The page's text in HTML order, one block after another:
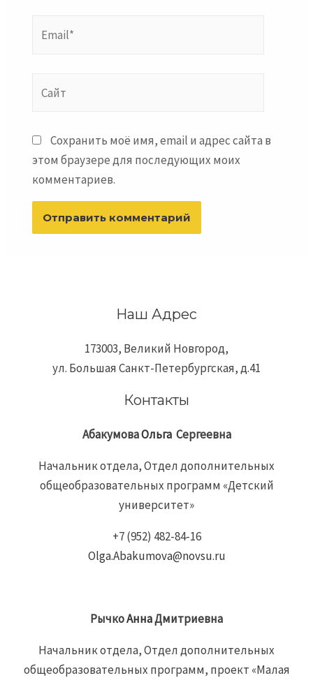
Сохранить моё имя, email и адрес сайта в
этом браузере для последующих моих
комментариев.
Наш Адрес
173003, Великий Новгород,
ул. Большая Санкт-Петербургская, д.41
Контакты
АбакумоваОльга Сергеевна
Начальник отдела, Отдел дополнительных
общеобразовательных программ «Детский
университет»
+7 (952) 482-84-16
Olga.Abakumova@novsu.ru
РычкоАннаДмитриевна
Начальник отдела, Отдел дополнительных
общеобразовательных программ, проект «Малая